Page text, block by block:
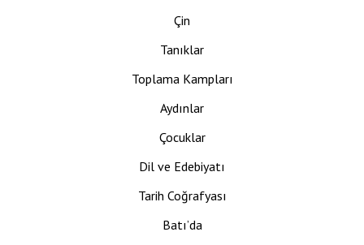
Çin
Tanıklar
Toplama Kampları
Aydınlar
Çocuklar
Dil ve Edebiyatı
Tarih Coğrafyası
Batı’da